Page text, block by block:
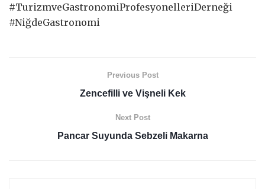
#TurizmveGastronomiProfesyonelleriDerneği
#NiğdeGastronomi
Previous Post
Zencefilli ve Vişneli Kek
Next Post
Pancar Suyunda Sebzeli Makarna